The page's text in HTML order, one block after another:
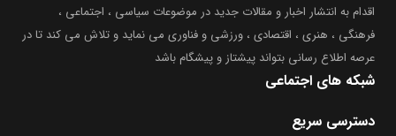
اقدام به انتشار اخبار و مقالات جدید در موضوعات سیاسی ، اجتماعی ،
فرهنگی ، هنری ، اقتصادی ، ورزشی و فناوری می نماید و تلاش می کند تا در
عرصه اطلاع رسانی بتواند پیشتاز و پیشگام باشد
شبکه های اجتماعی
دسترسی سریع